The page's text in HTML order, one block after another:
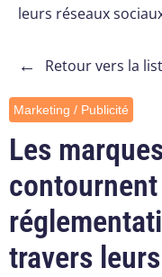
leurs réseaux
← Retour vers la
Marketing / Publicité
Les
travers